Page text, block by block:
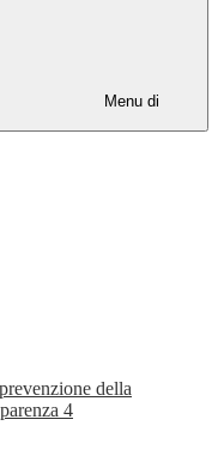
Menu di
della
4